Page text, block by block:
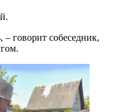
– говорит собеседник,